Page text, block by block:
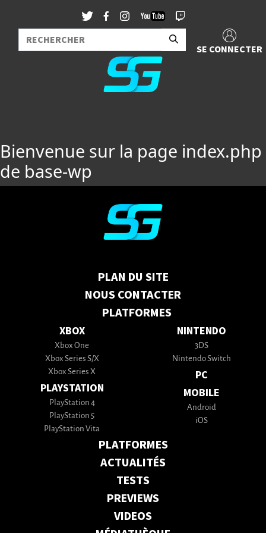
SE CONNECTER
Bienvenue sur la page index.php
de base-wp
PLAN DU SITE
NOUS CONTACTER
PLATFORMES
XBOX
Xbox One
Xbox Series S/X
Xbox Series X
PLAYSTATION
PlayStation 4
PlayStation 5
PlayStation Vita
NINTENDO
3DS
Nintendo Switch
PC
MOBILE
Android
iOS
PLATFORMES
ACTUALITÉS
TESTS
PREVIEWS
VIDEOS